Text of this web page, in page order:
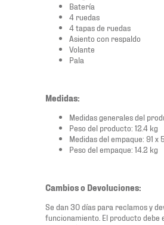
Batería
4 ruedas
4 tapas de ruedas
Asiento con respaldo
Volante
Pala
Medidas:
Medidas generales del
Peso del producto: 12.4 kg
Medidas del empaque: 91 x
Peso del empaque: 14.2 kg
Cambios o Devoluciones:
Se dan 30 días para reclamos y
funcionamiento. El producto